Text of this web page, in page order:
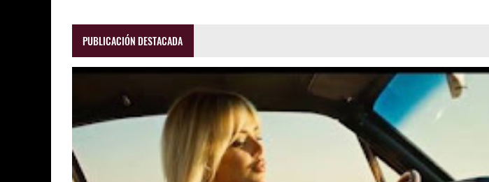
PUBLICACIÓN DESTACADA